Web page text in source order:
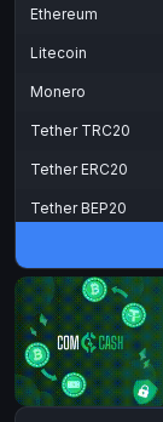
Ethereum
Litecoin
Monero
Tether TRC20
Tether ERC20
Tether BEP20
Toncoin
Dogecoin
TRX
Bitcoin Cash